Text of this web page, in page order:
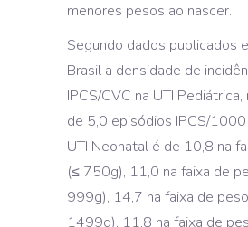
menores pesos ao nascer.
Segundo dados publicados
Brasil a densidade de
IPCS/CVC na UTI Pediátrica,
de 5,0 episódios IPCS/1000
UTI Neonatal é de 10,8 na
(≤ 750g), 11,0 na faixa de
999g), 14,7 na faixa de
1499g), 11,8 na faixa de